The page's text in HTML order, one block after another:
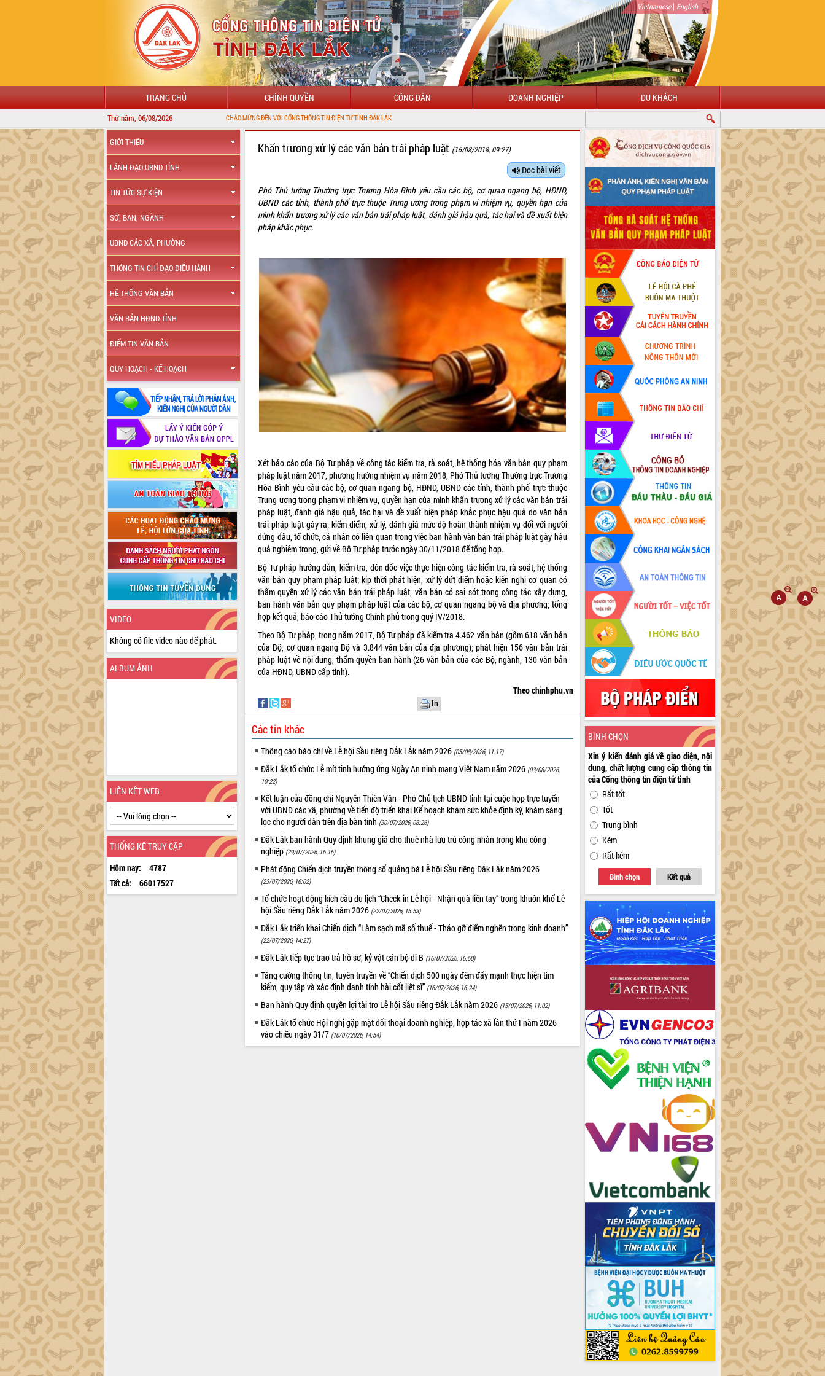
Vietnamese| English
TRANG CHỦ CHÍNH QUYỀN CÔNG DÂN DOANH NGHIỆP DU KHÁCH
Thứ năm, 06/08/2026 CHÀO MỪNG ĐẾN VỚI CỔNG THÔNG TIN ĐIỆN TỬ TỈNH ĐẮK LẮK
GIỚI THIỆU
LÃNH ĐẠO UBND TỈNH
TIN TỨC SỰ KIỆN
SỞ, BAN, NGÀNH
UBND CÁC XÃ, PHƯỜNG
THÔNG TIN CHỈ ĐẠO ĐIỀU HÀNH
HỆ THỐNG VĂN BẢN
VĂN BẢN HĐND TỈNH
ĐIỂM TIN VĂN BẢN
QUY HOẠCH - KẾ HOẠCH
VIDEO
Không có file video nào để phát.
ALBUM ẢNH
LIÊN KẾT WEB
THỐNG KÊ TRUY CẬP
Hôm nay:
4787
Tất cả:
66017527
Khẩn trương xử lý các văn bản trái pháp luật (15/08/2018, 09:27)
Đọc bài viết
Phó Thủ tướng Thường trực Trương Hòa Bình yêu cầucác bộ, cơ quan ngang bộ, HĐND,
UBND các tỉnh, thành phố trực thuộc Trung ương trong phạm vi nhiệm vụ, quyền hạn của
mình khẩn trương xử lý các văn bản trái pháp luật, đánh giá hậu quả, tác hại và đề xuất biện
pháp khắc phục.
Xét báo cáo của Bộ Tư pháp về công tác kiểm tra, rà soát, hệ thống hóa văn bản quy phạm
pháp luật năm 2017, phương hướng nhiệm vụ năm 2018, Phó Thủ tướng Thường trực Trương
Hòa Bình yêu cầu các bộ, cơ quan ngang bộ, HĐND, UBND các tỉnh, thành phố trực thuộc
Trung ương trong phạm vi nhiệm vụ, quyền hạn của mình khẩn trương xử lý các văn bản trái
pháp luật, đánh giá hậu quả, tác hại và đề xuất biện pháp khắc phục hậu quả do văn bản
trái pháp luật gây ra; kiểm điểm, xử lý, đánh giá mức độ hoàn thành nhiệm vụ đối với người
đứng đầu, tổ chức, cá nhân có liên quan trong việc ban hành văn bản trái pháp luật gây hậu
quả nghiêm trọng, gửi về Bộ Tư pháp trước ngày 30/11/2018 để tổng hợp.
Bộ Tư pháp hướng dẫn, kiểm tra, đôn đốc việc thực hiện công tác kiểm tra, rà soát, hệ thống
văn bản quy phạm pháp luật; kịp thời phát hiện, xử lý dứt điểm hoặc kiến nghị cơ quan có
thẩm quyền xử lý các văn bản trái pháp luật, văn bản có sai sót trong công tác xây dựng,
ban hành văn bản quy phạm pháp luật của các bộ, cơ quan ngang bộ và địa phương; tổng
hợp kết quả, báo cáo Thủ tướng Chính phủ trong quý IV/2018.
Theo Bộ Tư pháp, trong năm 2017, Bộ Tư pháp đã kiểm tra 4.462 văn bản (gồm 618 văn bản
của Bộ, cơ quan ngang Bộ và 3.844 văn bản của địa phương); phát hiện 156 văn bản trái
pháp luật về nội dung, thẩm quyền ban hành (26 văn bản của các Bộ, ngành, 130 văn bản
của HĐND, UBND cấp tỉnh).
Theo chinhphu.vn
In
Các tin khác
Thông cáo báo chí về Lễ hội Sầu riêng Đắk Lắk năm 2026 (05/08/2026, 11:17)
Đắk Lắk tổ chức Lễ mít tinh hưởng ứng Ngày An ninh mạng Việt Nam năm 2026 (03/08/2026,
10:22)
Kết luận của đồng chí Nguyễn Thiên Văn - Phó Chủ tịch UBND tỉnh tại cuộc họp trực tuyến
với UBND các xã, phường về tiến độ triển khai Kế hoạch khám sức khỏe định kỳ, khám sàng
lọc cho người dân trên địa bàn tỉnh (30/07/2026, 08:26)
Đắk Lắk ban hành Quy định khung giá cho thuê nhà lưu trú công nhân trong khu công
nghiệp (29/07/2026, 16:15)
Phát động Chiến dịch truyền thông số quảng bá Lễ hội Sầu riêng Đắk Lắk năm 2026
(23/07/2026, 16:02)
Tổ chức hoạt động kích cầu du lịch “Check-in Lễ hội - Nhận quà liền tay” trong khuôn khổ Lễ
hội Sầu riêng Đắk Lắk năm 2026 (22/07/2026, 15:53)
Đắk Lắk triển khai Chiến dịch “Làm sạch mã số thuế - Tháo gỡ điểm nghẽn trong kinh doanh”
(22/07/2026, 14:27)
Đắk Lắk tiếp tục trao trả hồ sơ, kỷ vật cán bộ đi B (16/07/2026, 16:50)
Tăng cường thông tin, tuyên truyền về “Chiến dịch 500 ngày đêm đẩy mạnh thực hiện tìm
kiếm, quy tập và xác định danh tính hài cốt liệt sĩ” (16/07/2026, 16:24)
Ban hành Quy định quyền lợi tài trợ Lễ hội Sầu riêng Đắk Lắk năm 2026 (15/07/2026, 11:02)
Đắk Lắk tổ chức Hội nghị gặp mặt đối thoại doanh nghiệp, hợp tác xã lần thứ I năm 2026
vào chiều ngày 31/7 (10/07/2026, 14:54)
BÌNH CHỌN
Xin ý kiến đánh giá về giao diện, nội
dung, chất lượng cung cấp thông tin
của Cổng thông tin điện tử tỉnh
Rất tốt
Tốt
Trung bình
Kém
Rất kém
Bình chọn Kết quả